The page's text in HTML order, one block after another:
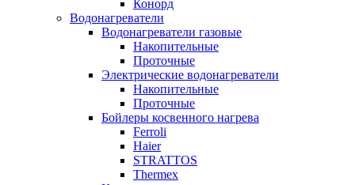
Конорд
Водонагреватели
Водонагреватели газовые
Накопительные
Проточные
Электрические водонагреватели
Накопительные
Проточные
Бойлеры косвенного нагрева
Ferroli
Haier
STRATTOS
Thermex